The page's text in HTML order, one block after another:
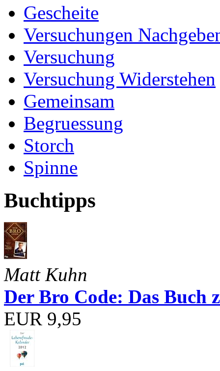
Gescheite
Versuchungen
Versuchung
Versuchung Widerstehen
Gemeinsam
Begruessung
Storch
Spinne
Buchtipps
Matt Kuhn
Der Bro Code: Das Buch
EUR 9,95